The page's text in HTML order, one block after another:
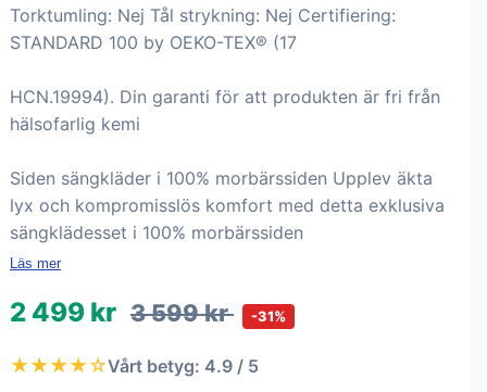
Torktumling: Nej Tål strykning: Nej Certifiering:
STANDARD 100 by OEKO-TEX® (17
HCN.19994). Din garanti för att produkten är fri från
hälsofarlig kemi
Siden sängkläder i 100% morbärssiden Upplev äkta
lyx och kompromisslös komfort med detta exklusiva
sängklädesset i 100% morbärssiden
Läs mer
2 499 kr 3 599 kr -31%
★★★★☆Vårt betyg: 4.9 / 5